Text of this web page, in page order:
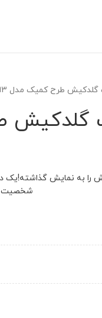
طرح کمیک مدل 4893
را به نمایش گذاشته!یک
شخصیت